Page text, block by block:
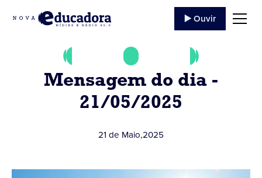
▶️ Ouvir
Mensagem do dia -
21/05/2025
21 de Maio,2025